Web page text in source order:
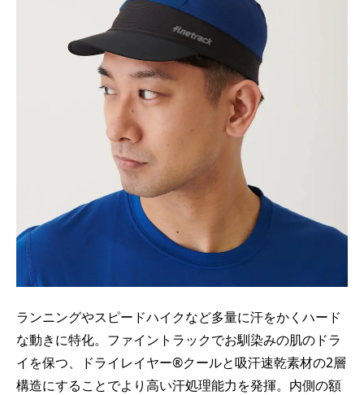
ランニングやスピードハイクなど多量に汗をかくハード
な動きに特化。ファイントラックでお馴染みの肌のドラ
イを保つ、ドライレイヤー®クールと吸汗速乾素材の2層
構造にすることでより高い汗処理能力を発揮。内側の額